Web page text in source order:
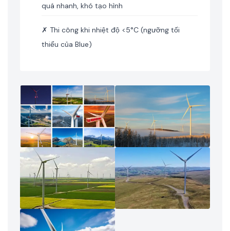
quá nhanh, khó tạo hình
✗ Thi công khi nhiệt độ <5°C (ngưỡng tối
thiểu của Blue)